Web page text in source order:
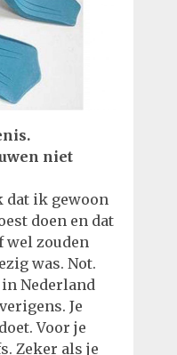
niet
dat ik gewoon
doen en dat
wel zouden
was. Not.
Nederland
Je
Voor je
Zeker als je